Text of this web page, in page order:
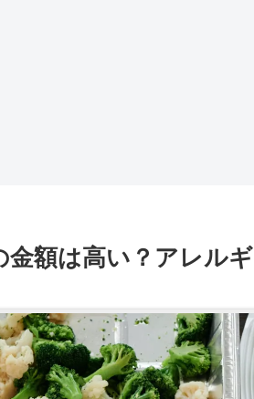
額は高い？アレルギ